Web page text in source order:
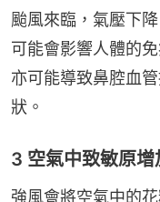
颱風來臨，氣壓下
可能會影響人體的
亦可能導致鼻腔血
狀。
3 空氣中致敏原增
強風會將空氣中的